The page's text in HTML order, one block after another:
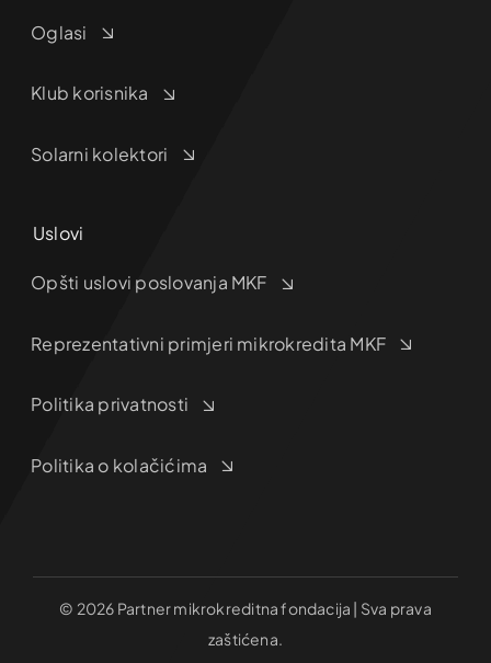
Oglasi
Klub korisnika
Solarni kolektori
Uslovi
Opšti uslovi poslovanja MKF
Reprezentativni primjeri mikrokredita MKF
Politika privatnosti
Politika o kolačićima
© 2026 Partner mikrokreditna fondacija | Sva prava
zaštićena.